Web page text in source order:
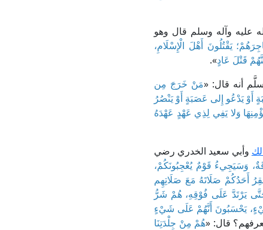
عليه وآله وسلم قال وهو
يَقْتُلُونَ أَهْلَ الْإِسْلَامِ،
قَتْلَ عَادٍ».
أنه قال: «مَنْ خَرَجَ مِن
أَوْ يَدْعُو إِلى عَصَبَةٍ أَوْ يَنْصُرُ
وَلا يَفِي لِذِي عَهْدٍ عَهْدَهُ
وأبي سعيد الخدري رضي
وَسَيَجِيءُ قَوْمٌ يُعْجِبُونَكُمْ،
أَحَدُكُمْ صَلَاتَهُ مَعَ صَلَاتِهِم
يَرْتَدَّ عَلَى فُوْقِهِ، هُمْ شَرُّ
يَحْسَبُونَ أَنَّهُمْ عَلَى شَيْءٍ
قال: «هُمْ مِنْ جِلْدَتِنَا